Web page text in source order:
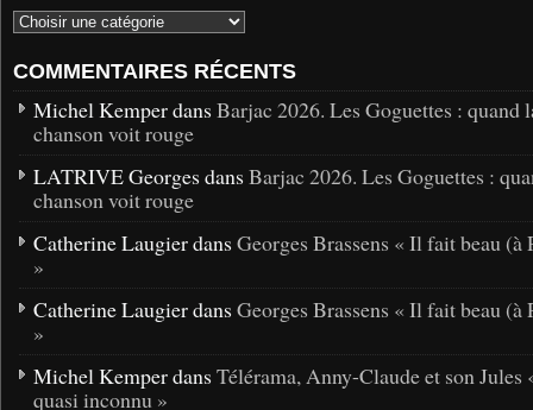
COMMENTAIRES RÉCENTS
Michel Kemper dans Barjac 2026. Les Goguettes : quand
chanson voit rouge
LATRIVE Georges dans Barjac 2026. Les Goguettes :
chanson voit rouge
Catherine Laugier dans Georges Brassens « Il fait beau (à
»
Catherine Laugier dans Georges Brassens « Il fait beau (à
»
Michel Kemper dans Télérama, Anny-Claude et son Jules
quasi inconnu »